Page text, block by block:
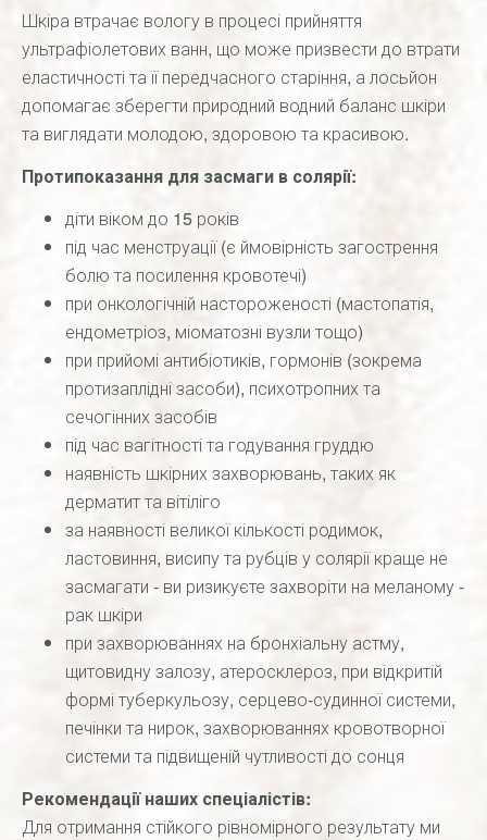
Шкіра втрачає вологу в процесі прийняття
ультрафіолетових ванн, що може призвести до втрати
еластичності та її передчасного старіння, а лосьйон
допомагає зберегти природний водний баланс шкіри
та виглядати молодою, здоровою та красивою.
Протипоказання для засмаги в солярії:
діти віком до 15 років
під час менструації (є ймовірність загострення
болю та посилення кровотечі)
при онкологічній настороженості (мастопатія,
ендометріоз, міоматозні вузли тощо)
при прийомі антибіотиків, гормонів (зокрема
протизаплідні засоби), психотропних та
сечогінних засобів
під час вагітності та годування груддю
наявність шкірних захворювань, таких як
дерматит та вітіліго
за наявності великої кількості родимок,
ластовиння, висипу та рубців у солярії краще не
засмагати - ви ризикуєте захворіти на меланому -
рак шкіри
при захворюваннях на бронхіальну астму,
щитовидну залозу, атеросклероз, при відкритій
формі туберкульозу, серцево-судинної системи,
печінки та нирок, захворюваннях кровотворної
системи та підвищеній чутливості до сонця
Рекомендації наших спеціалістів:
Для отримання стійкого рівномірного результату ми